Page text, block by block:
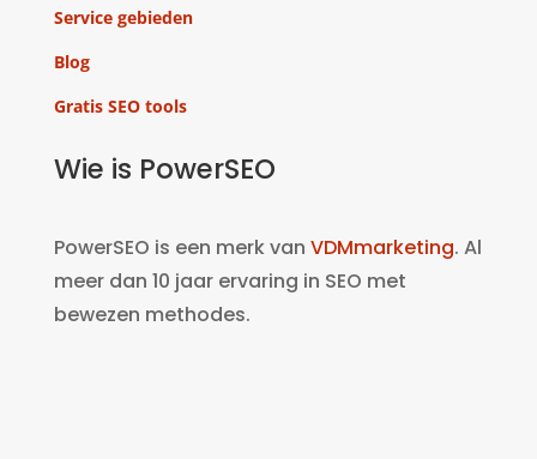
Service gebieden
Blog
Gratis SEO tools
Wie is PowerSEO
PowerSEO is een merk van VDMmarketing. Al
meer dan 10 jaar ervaring in SEO met
bewezen methodes.